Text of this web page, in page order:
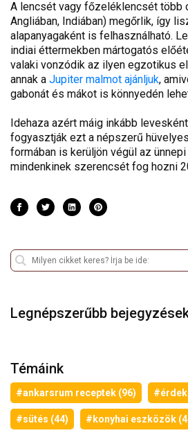
A lencsét vagy főzeléklencsét több
Angliában, Indiában) megőrlik, így
alapanyagaként is felhasználható.
indiai éttermekben mártogatós
valaki vonzódik az ilyen egzotikus
annak a Jupiter malmot ajánljuk,
gabonát és mákot is könnyedén
Idehaza azért máig inkább
fogyasztják ezt a népszerű
formában is kerüljön végül az
mindenkinek szerencsét fog hozni
Legnépszerűbb
Témáink
#ankarsrum receptek (96)
#sütés (44) #konyhai eszközök